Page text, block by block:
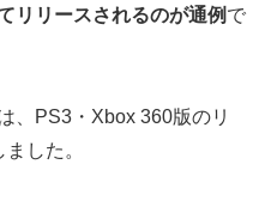
リリースされるのが通例 で
、PS3・Xbox 360版のリ
した。